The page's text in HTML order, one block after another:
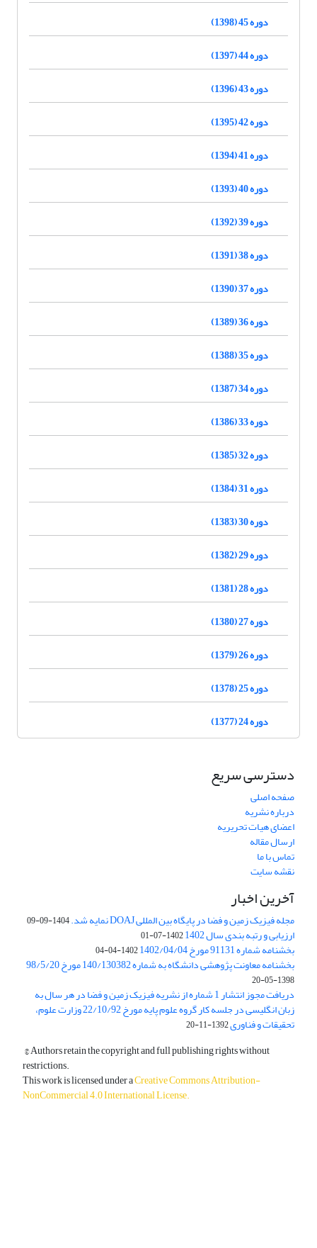
دوره 45 (1398)
دوره 44 (1397)
دوره 43 (1396)
دوره 42 (1395)
دوره 41 (1394)
دوره 40 (1393)
دوره 39 (1392)
دوره 38 (1391)
دوره 37 (1390)
دوره 36 (1389)
دوره 35 (1388)
دوره 34 (1387)
دوره 33 (1386)
دوره 32 (1385)
دوره 31 (1384)
دوره 30 (1383)
دوره 29 (1382)
دوره 28 (1381)
دوره 27 (1380)
دوره 26 (1379)
دوره 25 (1378)
دوره 24 (1377)
دسترسی سریع
صفحه اصلی
درباره نشریه
اعضای هیات تحریریه
ارسال مقاله
تماس با ما
نقشه سایت
آخرین اخبار
مجله فیزیک زمین و فضا در پایگاه بین المللی DOAJ نمایه شد. 1404-09-09
ارزیابی و رتبه بندی سال 1402 1402-07-01
بخشنامه شماره 91131 مورخ 1402/04/04 1402-04-04
بخشنامه معاونت پژوهشی دانشگاه به شماره 140/130382 مورخ 98/5/20
1398-05-20
دریافت مجوز انتشار 1 شماره از نشریه فیزیک زمین و فضا در هر سال به
زبان انگلیسی در جلسه کار گروه علوم پایه مورخ 22/10/92 وزارت علوم،
تحقیقات و فناوری1392-11-20
© Authors retain the copyright and full publishing rights without
restrictions.
This work is licensed under aCreative Commons Attribution-
NonCommercial 4.0 International License.